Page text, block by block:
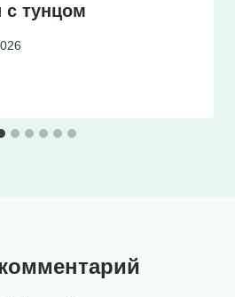
с тунцом